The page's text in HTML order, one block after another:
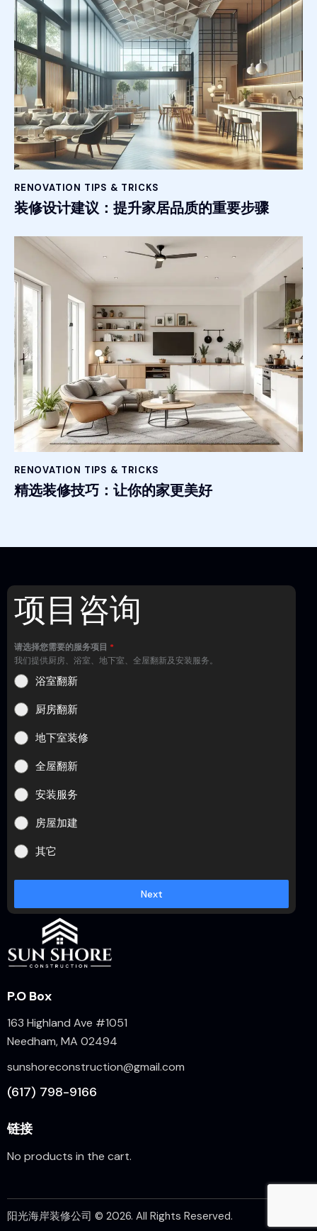
RENOVATION TIPS & TRICKS
装修设计建议：提升家居品质的重要步骤
RENOVATION TIPS & TRICKS
精选装修技巧：让你的家更美好
项目咨询
请选择您需要的服务项目 *
我们提供厨房、浴室、地下室、全屋翻新及安装服务。
浴室翻新
厨房翻新
地下室装修
全屋翻新
安装服务
房屋加建
其它
Next
P.O Box
163 Highland Ave #1051
Needham, MA 02494
sunshoreconstruction@gmail.com
(617) 798-9166
链接
No products in the cart.
阳光海岸装修公司 © 2026. All Rights Reserved.